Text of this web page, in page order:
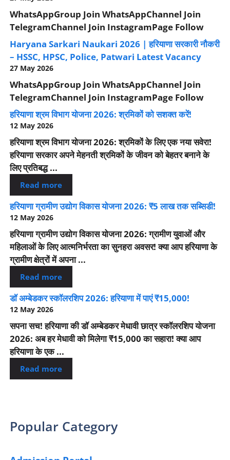
WhatsAppGroup Join WhatsAppChannel Join
TelegramChannel Join InstagramPage Follow
Haryana Sarkari Naukari 2026 | हरियाणा सरकारी नौकरी
– HSSC, HPSC, Police, Patwari Latest Vacancy
27 May 2026
WhatsAppGroup Join WhatsAppChannel Join
TelegramChannel Join InstagramPage Follow
हरियाणा श्रम विभाग योजना 2026: श्रमिकों को सशक्त करें!
12 May 2026
हरियाणा श्रम विभाग योजना 2026: श्रमिकों के लिए एक नया सवेरा!
हरियाणा सरकार अपने मेहनती श्रमिकों के जीवन को बेहतर बनाने के
लिए प्रतिबद्ध ...
Read more
हरियाणा ग्रामीण उद्योग विकास योजना 2026: ₹5 लाख तक सब्सिडी!
12 May 2026
हरियाणा ग्रामीण उद्योग विकास योजना 2026: ग्रामीण युवाओं और
महिलाओं के लिए आत्मनिर्भरता का सुनहरा अवसर! क्या आप हरियाणा के
ग्रामीण क्षेत्रों में अपना ...
Read more
डॉ अम्बेडकर स्कॉलरशिप 2026: हरियाणा में पाएं ₹15,000!
12 May 2026
सपना सच! हरियाणा की डॉ अम्बेडकर मेधावी छात्र स्कॉलरशिप योजना
2026: अब हर मेधावी को मिलेगा ₹15,000 का सहारा! क्या आप
हरियाणा के एक ...
Read more
Popular Category